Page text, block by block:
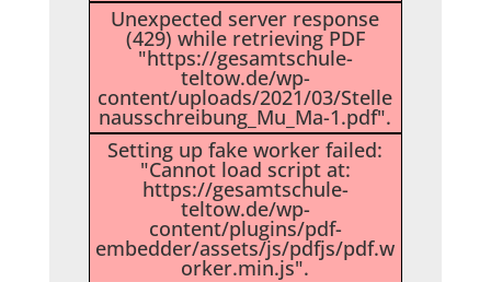
Unexpected server response
(429) while retrieving PDF
"https://gesamtschule-
teltow.de/wp-
content/uploads/2021/03/Stelle
nausschreibung_Mu_Ma-1.pdf".
Setting up fake worker failed:
"Cannot load script at:
https://gesamtschule-
teltow.de/wp-
content/plugins/pdf-
embedder/assets/js/pdfjs/pdf.w
orker.min.js".